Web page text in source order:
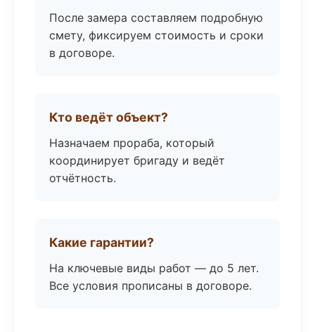
После замера составляем подробную
смету, фиксируем стоимость и сроки
в договоре.
Кто ведёт объект?
Назначаем прораба, который
координирует бригаду и ведёт
отчётность.
Какие гарантии?
На ключевые виды работ — до 5 лет.
Все условия прописаны в договоре.